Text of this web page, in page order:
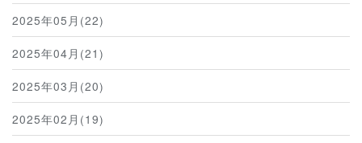
2025年05月(22)
2025年04月(21)
2025年03月(20)
2025年02月(19)